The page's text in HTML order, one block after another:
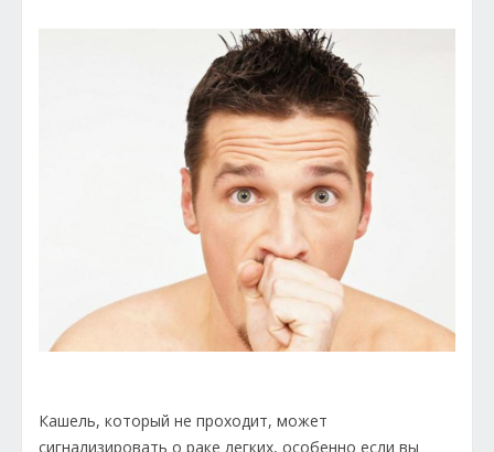
Кашель, который не проходит, может
сигнализировать о раке легких, особенно если вы